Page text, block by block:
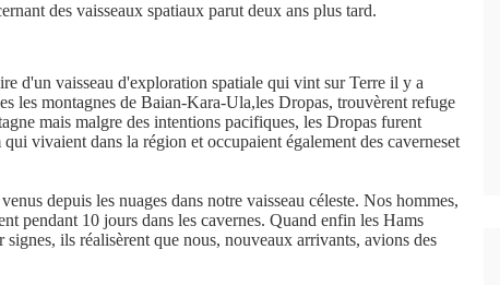
des vaisseaux spatiaux parut deux ans plus tard.
d'un vaisseau d'exploration spatiale qui vint sur Terre il y a
les montagnes de Baian-Kara-Ula,les Dropas, trouvèrent refuge
mais malgre des intentions pacifiques, les Dropas furent
vivaient dans la région et occupaient également des caverneset
depuis les nuages dans notre vaisseau céleste. Nos hommes,
pendant 10 jours dans les cavernes. Quand enfin les Hams
ils réalisèrent que nous, nouveaux arrivants, avions des